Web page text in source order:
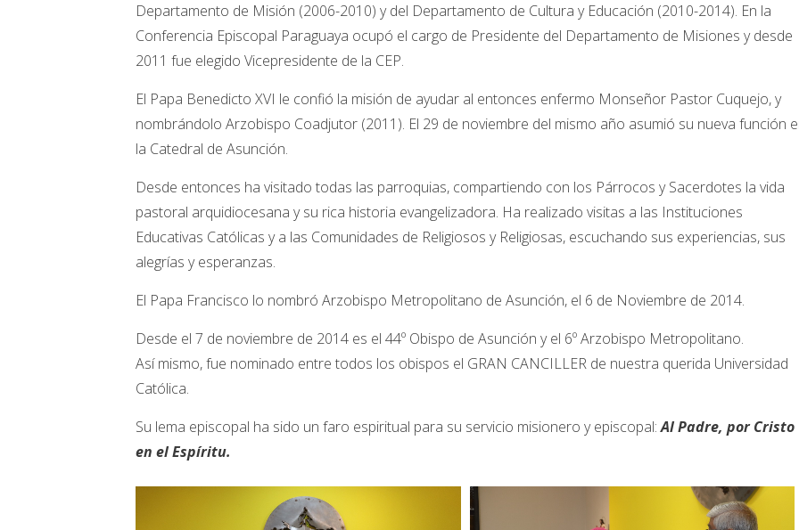
Departamento de Misión (2006-2010) y del Departamento de Cultura y Educación (2010-2014). En la
Conferencia Episcopal Paraguaya ocupó el cargo de Presidente del Departamento de Misiones y desde
2011 fue elegido Vicepresidente de la CEP.
El Papa Benedicto XVI le confió la misión de ayudar al entonces enfermo Monseñor Pastor Cuquejo, y
nombrándolo Arzobispo Coadjutor (2011). El 29 de noviembre del mismo año asumió su nueva función
la Catedral de Asunción.
Desde entonces ha visitado todas las parroquias, compartiendo con los Párrocos y Sacerdotes la vida
pastoral arquidiocesana y su rica historia evangelizadora. Ha realizado visitas a las Instituciones
Educativas Católicas y a las Comunidades de Religiosos y Religiosas, escuchando sus experiencias, sus
alegrías y esperanzas.
El Papa Francisco lo nombró Arzobispo Metropolitano de Asunción, el 6 de Noviembre de 2014.
Desde el 7 de noviembre de 2014 es el 44º Obispo de Asunción y el 6º Arzobispo Metropolitano.
Así mismo, fue nominado entre todos los obispos el GRAN CANCILLER de nuestra querida Universidad
Católica.
Su lema episcopal ha sido un faro espiritual para su servicio misionero y episcopal:Al Padre, por Cristo
en el Espíritu.